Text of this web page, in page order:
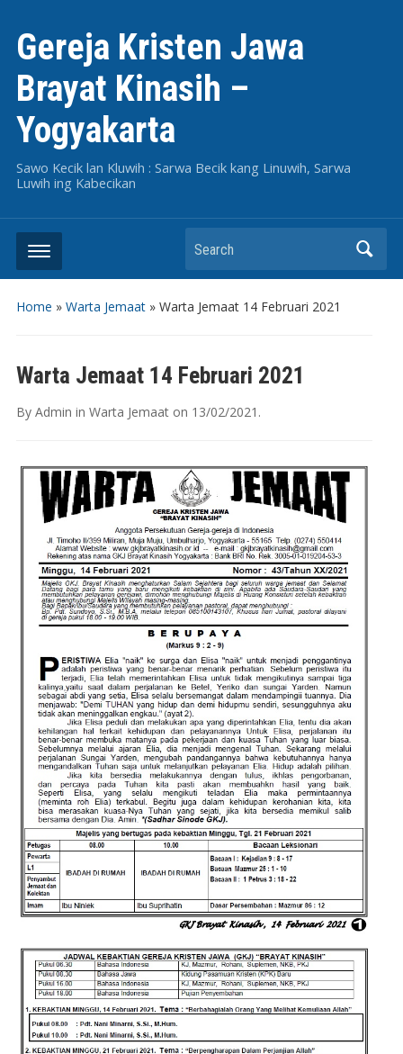
Gereja Kristen Jawa
Brayat Kinasih –
Yogyakarta
Sawo Kecik lan Kluwih : Sarwa Becik kang Linuwih, Sarwa
Luwih ing Kabecikan
Search
Home » Warta Jemaat» Warta Jemaat 14 Februari 2021
Warta Jemaat 14 Februari 2021
By Admin in Warta Jemaaton 13/02/2021 .